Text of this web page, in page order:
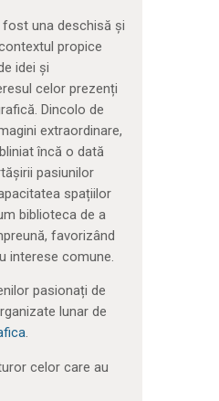
una deschisă și
propice
idei și
celor prezenți
Dincolo de
extraordinare,
încă o dată
pasiunilor
spațiilor
biblioteca de a
favorizând
interese comune.
pasionați de
lunar de
.
celor care au